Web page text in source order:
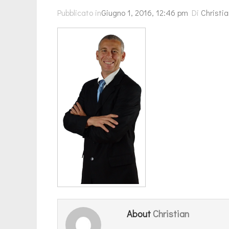
Pubblicato inGiugno 1, 2016, 12:46 pm Di
About Christian